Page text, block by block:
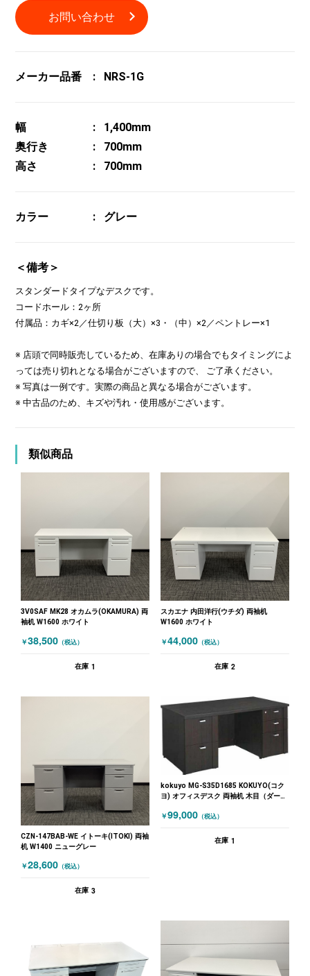
お問い合わせ
メーカー品番 NRS-1G
幅
1,400mm
奥行き
700mm
高さ
700mm
カラー グレー
＜備考＞
スタンダードタイプなデスクです。
コードホール：2ヶ所
付属品：カギ×2／仕切り板（大）×3・（中）×2／ペントレー×1
※ 店頭で同時販売しているため、在庫ありの場合でもタイミングによ
っては売り切れとなる場合がございますので、 ご了承ください。
※ 写真は一例です。実際の商品と異なる場合がございます。
※ 中古品のため、キズや汚れ・使用感がございます。
類似商品
3V0SAF MK28 オカムラ(OKAMURA) 両
袖机 W1600 ホワイト
￥38,500 （税込）
在庫 1
スカエナ 内田洋行(ウチダ) 両袖机
W1600 ホワイト
￥44,000 （税込）
在庫 2
CZN-147BAB-WE イトーキ(ITOKI) 両袖
机 W1400 ニューグレー
￥28,600 （税込）
在庫 3
kokuyo MG-S35D1685 KOKUYO(コク
ヨ) オフィスデスク 両袖机 木目（ダーク
￥99,000 （税込）
在庫 1